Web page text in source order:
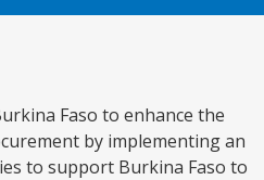
Faso to enhance the
by implementing an
to support Burkina Faso to